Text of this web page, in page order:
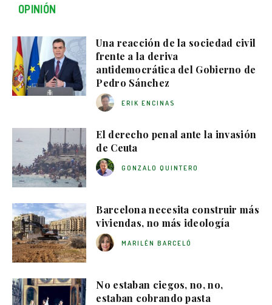
OPINIÓN
Una reacción de la sociedad civil
frente a la deriva
antidemocrática del Gobierno de
Pedro Sánchez
ERIK ENCINAS
El derecho penal ante la invasión
de Ceuta
GONZALO QUINTERO
Barcelona necesita construir más
viviendas, no más ideología
MARILÉN BARCELÓ
No estaban ciegos, no, no,
estaban cobrando pasta